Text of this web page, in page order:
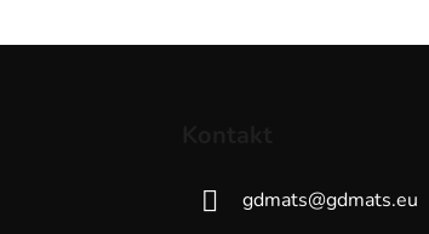
gdmats@gdmats.eu